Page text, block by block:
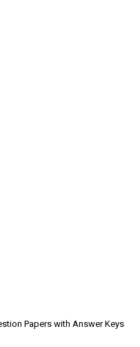
Papers with Answer Keys